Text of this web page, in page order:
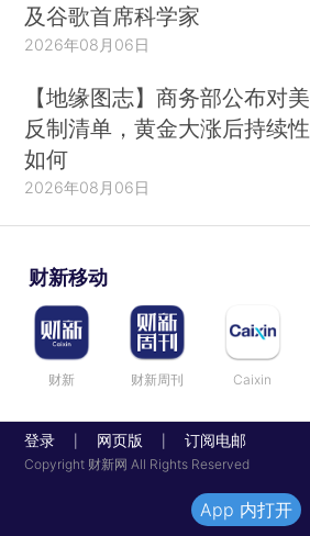
及谷歌首席科学家
2026年08月06日
【地缘图志】商务部公布对美
反制清单，黄金大涨后持续性
如何
2026年08月06日
财新移动
财新 财新周刊 Caixin
登录 网页版 订阅电邮
Copyright 财新网 All Rights Reserved
App 内打开